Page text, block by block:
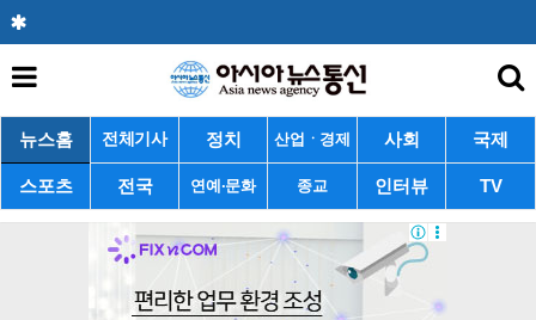
뉴스홈 전체기사 정치 산업ㆍ경제 사회 국제
스포츠 전국 연예·문화 종교 인터뷰 TV